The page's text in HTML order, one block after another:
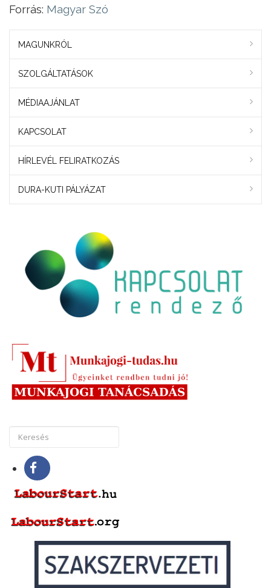
Forrás: Magyar Szó
MAGUNKRÓL
SZOLGÁLTATÁSOK
MÉDIAAJÁNLAT
KAPCSOLAT
HÍRLEVÉL FELIRATKOZÁS
DURA-KUTI PÁLYÁZAT